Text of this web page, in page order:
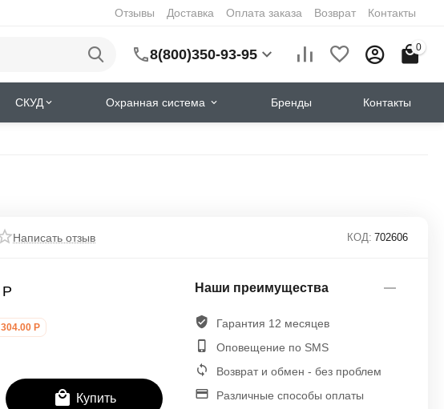
Отзывы Доставка Оплата заказа Возврат Контакты
8(800)350-93-95 0
СКУД Охранная система Бренды Контакты
Написать отзыв КОД: 702606
Р
304.00 Р
Купить
Наши преимущества
Гарантия 12 месяцев
Оповещение по SMS
Возврат и обмен - без проблем
Различные способы оплаты